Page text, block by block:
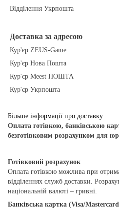
Відділення Укрпошта
Доставка за адресою
Кур'єр ZEUS-Game
Кур'єр Нова Пошта
Кур'єр Meest ПОШТА
Кур'єр Укрпошта
Більше інформації про доставку
Оплата готівкою, банківською
безготівковим розрахунком для
Готівковий розрахунок
Оплата готівкою можлива при
відділеннях служб доставки.
національній валюті – гривні.
Банківська картка (Visa/